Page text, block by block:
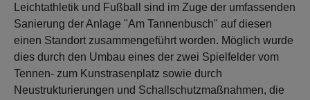
Leichtathletik und Fußball sind im Zuge der umfassenden
Sanierung der Anlage "Am Tannenbusch" auf diesen
einen Standort zusammengeführt worden. Möglich wurde
dies durch den Umbau eines der zwei Spielfelder vom
Tennen- zum Kunstrasenplatz sowie durch
Neustrukturierungen und Schallschutzmaßnahmen, die